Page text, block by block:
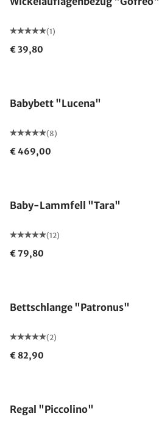
(1)
€ 39,80
Babybett "Lucena"
(8)
€ 469,00
Baby-Lammfell "Tara"
(12)
€ 79,80
Bettschlange "Patronus"
(2)
€ 82,90
Regal "Piccolino"